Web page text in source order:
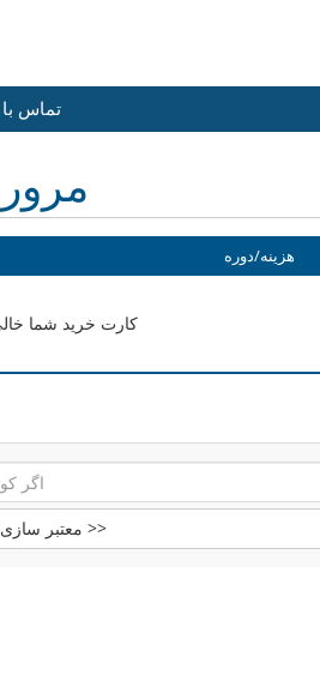
تماس با
هزینه/دوره
کارت خرید شما
معتبر سازی کد >>